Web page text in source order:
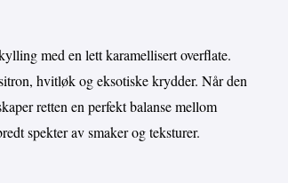
med en lett karamellisert overflate.
hvitløk og eksotiske krydder. Når den
retten en perfekt balanse mellom
spekter av smaker og teksturer.